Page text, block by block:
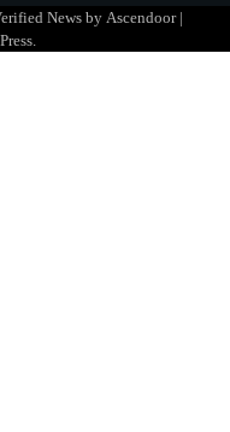
ଦିବସରେ
ଉତ୍କର୍ଷତା ଓ
News by Ascendoor|
.